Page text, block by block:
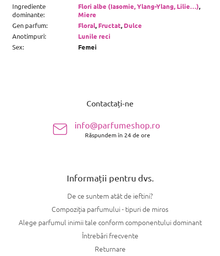
Ingrediente
dominante:
Flori albe (Iasomie, Ylang-Ylang, Lilie…),
Miere
Gen parfum: Floral, Fructat, Dulce
Anotimpuri:
Lunile reci
Sex: Femei
Contactați-ne
info@parfumeshop.ro
Răspundem în 24 de ore
Informații pentru dvs.
De ce suntem atât de ieftini?
Compoziția parfumului - tipuri de miros
Alege parfumul inimii tale conform componentului dominant
Întrebări frecvente
Returnare